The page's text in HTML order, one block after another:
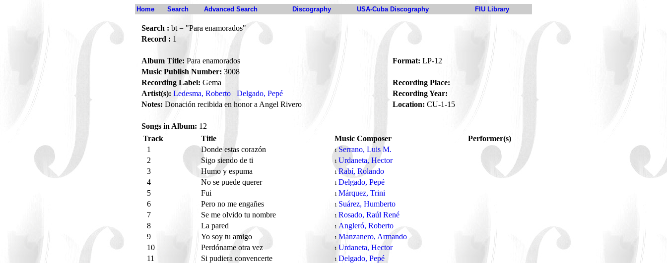
Home Search Advanced Search Discography USA-Cuba Discography FIU Library
Search : bt = "Para enamorados"
Record : 1
Album Title: Para enamorados Format: LP-12
Music Publish Number: 3008
Recording Label: Gema
Recording Place:
Artist(s): Ledesma, Roberto Delgado, Pepé
Recording Year:
Notes: Donación recibida en honor a Angel Rivero Location: CU-1-15
Songs in Album: 12
Track
Title Music Composer
Performer(s)
1
Donde estas corazón 1 Serrano, Luis M.
2
Sigo siendo de ti 1 Urdaneta, Hector
3
Humo y espuma 1Rabí, Rolando
4
No se puede querer 1 Delgado, Pepé
5
Fui 1 Márquez, Trini
6
Pero no me engañes 1 Suárez, Humberto
7
Se me olvido tu nombre 1 Rosado, Raúl René
8
La pared 1 Angleró, Roberto
9
Yo soy tu amigo 1 Manzanero, Armando
10
Perdóname otra vez 1 Urdaneta, Hector
11
Si pudiera convencerte 1 Delgado, Pepé